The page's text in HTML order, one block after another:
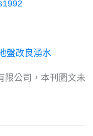
盤改良湧水
限公司，本刊圖文未